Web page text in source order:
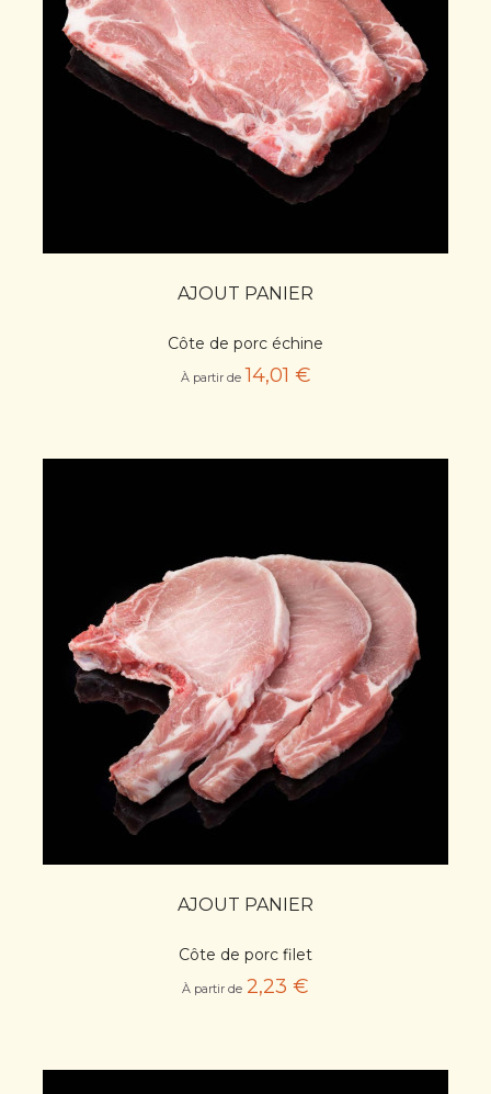
AJOUT PANIER
Côte de porc échine
À partir de 14,01 €
AJOUT PANIER
Côte de porc filet
À partir de 2,23 €